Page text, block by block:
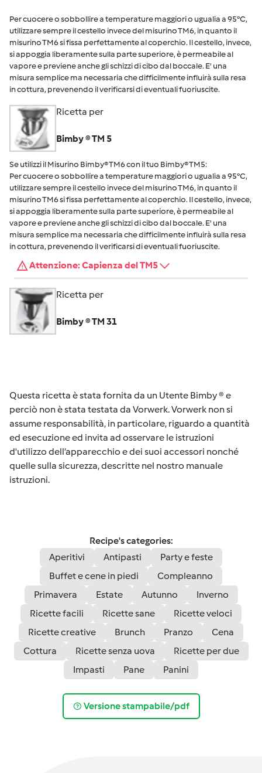
Per cuocere o sobbollire a temperature maggiori o ugualia a 95°C,
utilizzare sempre il cestello invece del misurino TM6, in quanto il
misurino TM6 si fissa perfettamente al coperchio. Il cestello, invece,
si appoggia liberamente sulla parte superiore, è permeabile al
vapore e previene anche gli schizzi di cibo dal boccale. E' una
misura semplice ma necessaria che difficilmente influirà sulla resa
in cottura, prevenendo il verificarsi di eventuali fuoriuscite.
Ricetta per
Bimby ® TM 5
Se utilizzi il Misurino Bimby® TM6 con il tuo Bimby® TM5:
Per cuocere o sobbollire a temperature maggiori o ugualia a 95°C,
utilizzare sempre il cestello invece del misurino TM6, in quanto il
misurino TM6 si fissa perfettamente al coperchio. Il cestello, invece,
si appoggia liberamente sulla parte superiore, è permeabile al
vapore e previene anche gli schizzi di cibo dal boccale. E' una
misura semplice ma necessaria che difficilmente influirà sulla resa
in cottura, prevenendo il verificarsi di eventuali fuoriuscite.
Attenzione: Capienza del TM5
Ricetta per
Bimby ® TM 31
Questa ricetta è stata fornita da un Utente Bimby ® e
perciò non è stata testata da Vorwerk. Vorwerk non si
assume responsabilità, in particolare, riguardo a quantità
ed esecuzione ed invita ad osservare le istruzioni
d'utilizzo dell’apparecchio e dei suoi accessori nonché
quelle sulla sicurezza, descritte nel nostro manuale
istruzioni.
Recipe's categories:
Aperitivi
Antipasti
Party e feste
Buffet e cene in piedi
Compleanno
Primavera
Estate Autunno
Inverno
Ricette facili
Ricette sane
Ricette veloci
Ricette creative
Brunch Pranzo
Cena
Cottura
Ricette senza uova
Ricette per due
Impasti
Pane Panini
Versione stampabile/pdf